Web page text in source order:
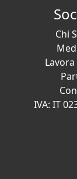
Chi
IVA: IT